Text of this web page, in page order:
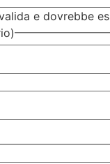
e dovrebbe